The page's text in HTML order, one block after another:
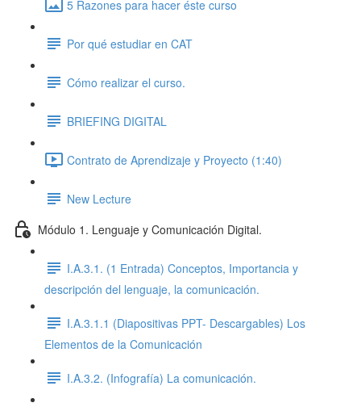
5 Razones para hacer éste curso
Por qué estudiar en CAT
Cómo realizar el curso.
BRIEFING DIGITAL
Contrato de Aprendizaje y Proyecto (1:40)
New Lecture
Módulo 1. Lenguaje y Comunicación Digital.
I.A.3.1. (1 Entrada) Conceptos, Importancia y
descripción del lenguaje, la comunicación.
I.A.3.1.1 (Diapositivas PPT- Descargables) Los
Elementos de la Comunicación
I.A.3.2. (Infografía) La comunicación.